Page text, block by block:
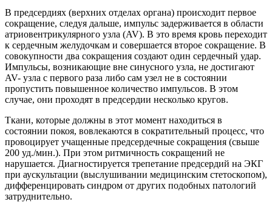
В предсердиях (верхних отделах органа) происходит первое
сокращение, следуя дальше, импульс задерживается в области
атриовентрикулярного узла (AV). В это время кровь переходит
к сердечным желудочкам и совершается второе сокращение. В
совокупности два сокращения создают один сердечный удар.
Импульсы, возникающие вне синусного узла, не достигают
AV- узла с первого раза либо сам узел не в состоянии
пропустить повышенное количество импульсов. В этом
случае, они проходят в предсердии несколько кругов.
Ткани, которые должны в этот момент находиться в
состоянии покоя, вовлекаются в сократительный процесс, что
провоцирует учащенные предсердечные сокращения (свыше
200 уд./мин.). При этом ритмичность сокращений не
нарушается. Диагностируется трепетание предсердий на ЭКГ
при аускультации (выслушивании медицинским стетоскопом),
дифференцировать синдром от других подобных патологий
затруднительно.